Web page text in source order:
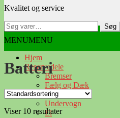
navigation
indhold
Kvalitet og service
Søg
efter:
Søg
MENUMENU
Hjem
Reservedele
Bremser
Fælg og Dæk
Ruder
Undervogn
El
Forside//Batteri
Batteri
Viser 10 resultater